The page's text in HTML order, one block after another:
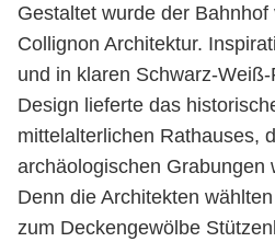
Gestaltet wurde der
Collignon Architektur.
und in klaren Schwarz-
Design lieferte das
mittelalterlichen Rathauses,
archäologischen Grabungen
Denn die Architekten
zum Deckengewölbe